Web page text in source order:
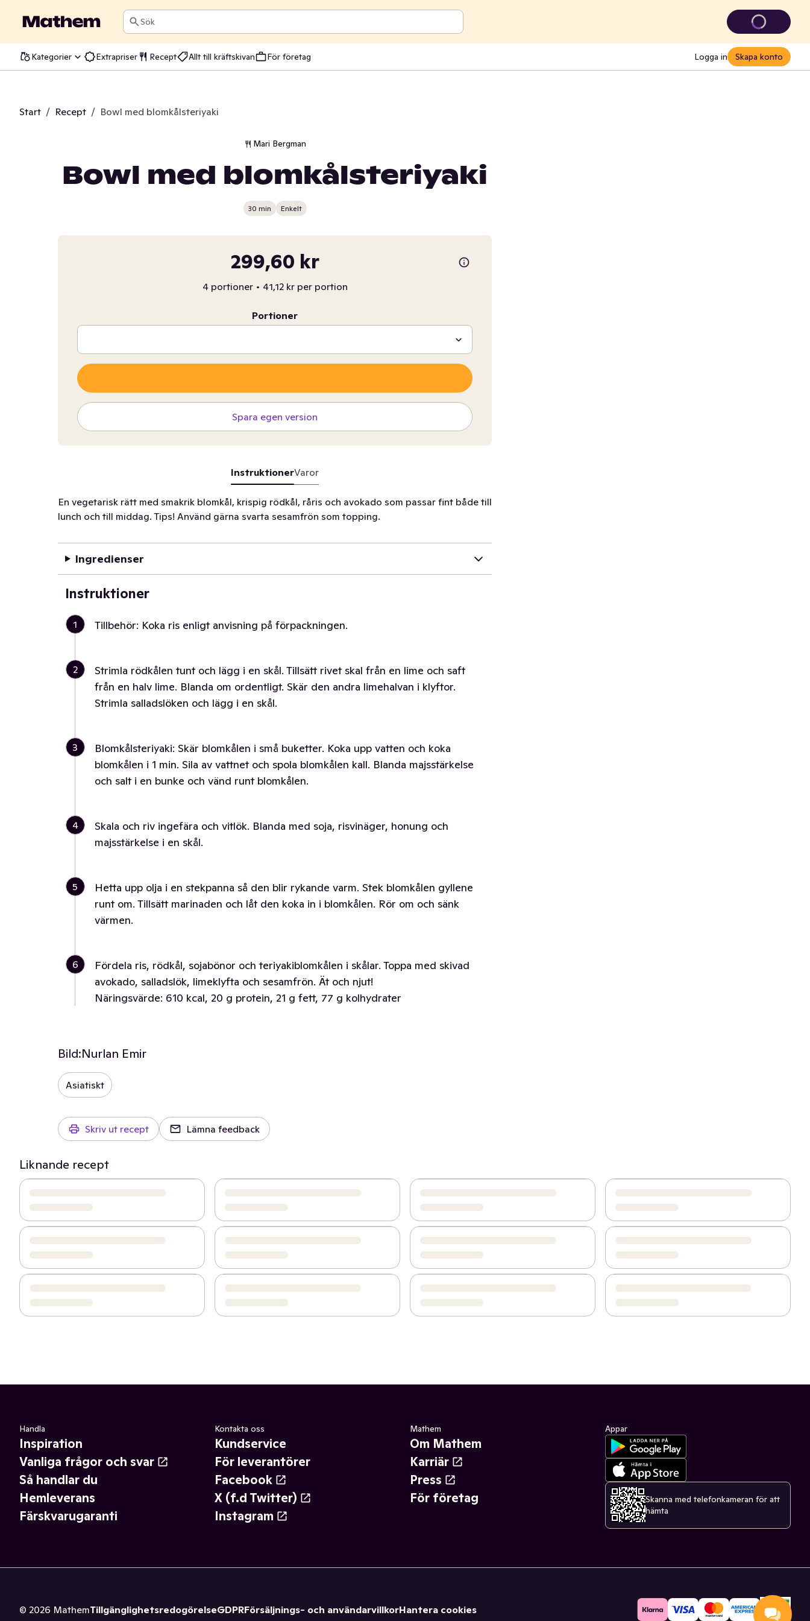
Sök
Kategorier Extrapriser Recept Allt till kräftskivan För företag Logga in Skapa konto
Start / Recept / Bowl med blomkålsteriyaki
Mari Bergman
Bowl med blomkålsteriyaki
30 min Enkelt
299,60 kr
4 portioner • 41,12 kr per portion
Portioner
Spara egen version
InstruktionerVaror
En vegetarisk rätt med smakrik blomkål, krispig rödkål, råris och avokado som passar fint både till
lunch och till middag. Tips! Använd gärna svarta sesamfrön som topping.
Ingredienser
Instruktioner
1 Tillbehör: Koka ris enligt anvisning på förpackningen.
2
Strimla rödkålen tunt och lägg i en skål. Tillsätt rivet skal från en lime och saft
från en halv lime. Blanda om ordentligt. Skär den andra limehalvan i klyftor.
Strimla salladslöken och lägg i en skål.
3
Blomkålsteriyaki: Skär blomkålen i små buketter. Koka upp vatten och koka
blomkålen i 1 min. Sila av vattnet och spola blomkålen kall. Blanda majsstärkelse
och salt i en bunke och vänd runt blomkålen.
4
Skala och riv ingefära och vitlök. Blanda med soja, risvinäger, honung och
majsstärkelse i en skål.
5
Hetta upp olja i en stekpanna så den blir rykande varm. Stek blomkålen gyllene
runt om. Tillsätt marinaden och låt den koka in i blomkålen. Rör om och sänk
värmen.
6
Fördela ris, rödkål, sojabönor och teriyakiblomkålen i skålar. Toppa med skivad
avokado, salladslök, limeklyfta och sesamfrön. Ät och njut!
Näringsvärde: 610 kcal, 20 g protein, 21 g fett, 77 g kolhydrater
Bild:Nurlan Emir
Asiatiskt
Skriv ut recept Lämna feedback
Liknande recept
Handla
Inspiration
Vanliga frågor och svar
Så handlar du
Hemleverans
Färskvarugaranti
Kontakta oss
Kundservice
För leverantörer
Facebook
X (f.d Twitter)
Instagram
Mathem
Om Mathem
Karriär
Press
För företag
Appar
Skanna med telefonkameran för att
hämta
© 2026 MathemTillgänglighetsredogörelseGDPRFörsäljnings- och användarvillkorHantera cookies